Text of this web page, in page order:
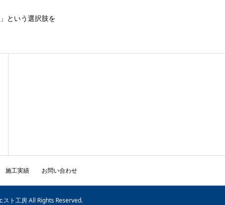
という選択肢を
施工実績 お問い合わせ
ト工房 All Rights Reserved.